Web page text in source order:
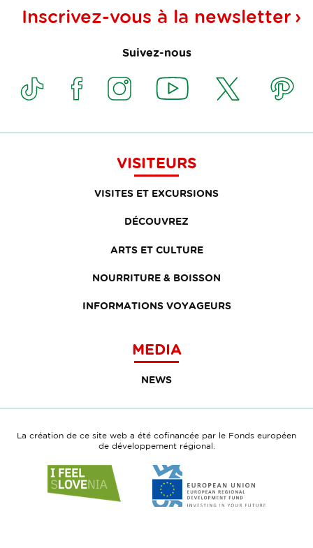
Inscrivez-vous à la newsletter
Suivez-nous
VISITEURS
VISITES ET EXCURSIONS
DÉCOUVREZ
ARTS ET CULTURE
NOURRITURE & BOISSON
INFORMATIONS VOYAGEURS
MEDIA
NEWS
La création de ce site web a été cofinancée par le Fonds européen
de développement régional.
to
website
to
website